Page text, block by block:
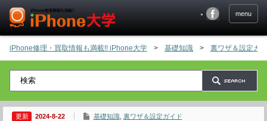
menu
iPhone修理・買取情報も満載!! iPhone大学 > 基礎知識 > 裏ワザ＆設定ガ
2024-8-22 基礎知識, 裏ワザ＆設定ガイド